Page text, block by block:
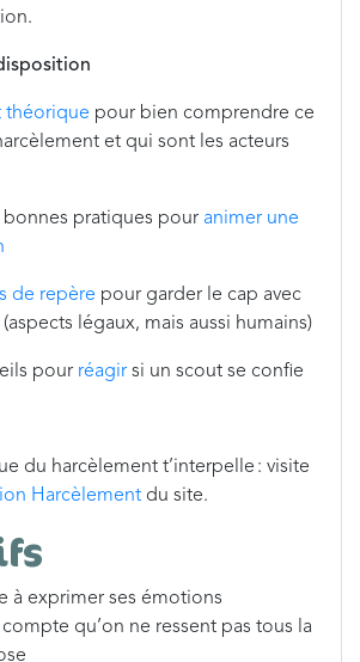
théorique pour bien comprendre ce
et qui sont les acteurs
bonnes pratiques pour animer une
de repère pour garder le cap avec
(aspects légaux, mais aussi humains)
pour réagir si un scout se confie
du harcèlement t’interpelle : visite
Harcèlement du site.
à exprimer ses émotions
qu’on ne ressent pas tous la